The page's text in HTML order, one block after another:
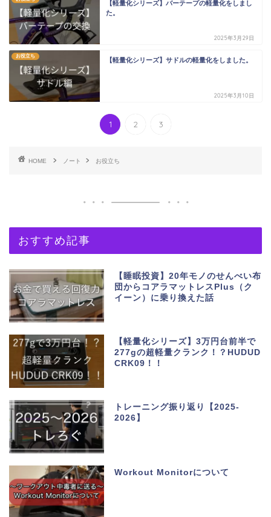
【軽量化シリーズ】バーテープの軽量化をしまし
た。
2025年3月29日
お役立ち
【軽量化シリーズ】サドルの軽量化をしました。
2025年3月10日
1 2 3
HOME ノート お役立ち
おすすめ記事
【睡眠投資】20年モノのせんべい布
団からコアラマットレスPlus（ク
イーン）に乗り換えた話
【軽量化シリーズ】3万円台前半で
277gの超軽量クランク！？HUDUD
CRK09！！
トレーニング振り返り【2025-
2026】
Workout Monitorについて